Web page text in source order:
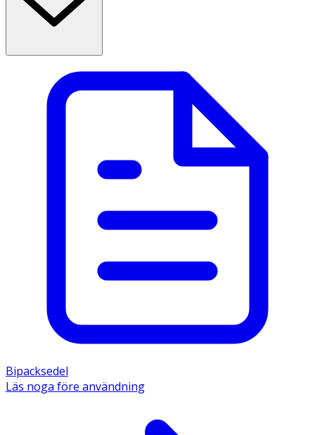
Bipacksedel
Läs noga före användning